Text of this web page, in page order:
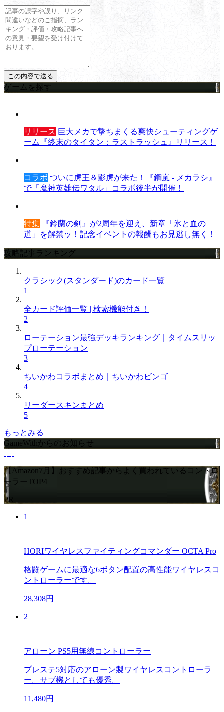
ゲームを探す
リリース 巨大メカで撃ちまくる爽快シューティングゲ
ーム『終末のタイタン：ラストラッシュ』リリース！
コラボ ついに虎王＆影虎が来た！『鋼嵐 - メカラシ』
で「魔神英雄伝ワタル」コラボ後半が開催！
特集 『鈴蘭の剣』が2周年を迎え、新章「氷と血の
道」を解禁ッ！記念イベントの報酬もお見逃し無く！
攻略記事ランキング
クラシック(スタンダード)のカード一覧
1
全カード評価一覧 | 検索機能付き！
2
ローテーション最強デッキランキング｜タイムスリッ
プローテーション
3
ちいかわコラボまとめ｜ちいかわビンゴ
4
リーダースキンまとめ
5
もっとみる
GameWithからのお知らせ
【Amazon7月】おすすめ記事からよく買われているコントロ
ーラーTOP4
PR
1
HORIワイヤレスファイティングコマンダー OCTA Pro
格闘ゲームに最適な6ボタン配置の高性能ワイヤレスコ
ントローラーです。
28,308円
2
アローン PS5用無線コントローラー
プレステ5対応のアローン製ワイヤレスコントローラ
ー。サブ機としても優秀。
11,480円